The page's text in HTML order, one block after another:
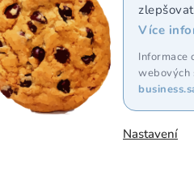
Více
Informace
webových
Nastavení